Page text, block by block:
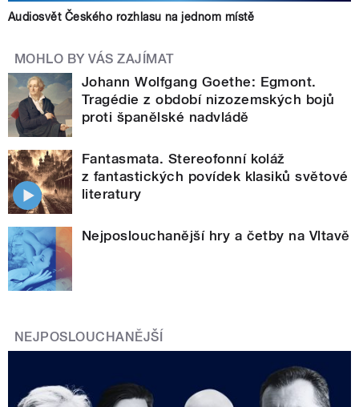
Audiosvět Českého rozhlasu na jednom místě
MOHLO BY VÁS ZAJÍMAT
Johann Wolfgang Goethe: Egmont.
Tragédie z období nizozemských bojů
proti španělské nadvládě
Fantasmata. Stereofonní koláž
z fantastických povídek klasiků světové
literatury
Nejposlouchanější hry a četby na Vltavě
NEJPOSLOUCHANĚJŠÍ